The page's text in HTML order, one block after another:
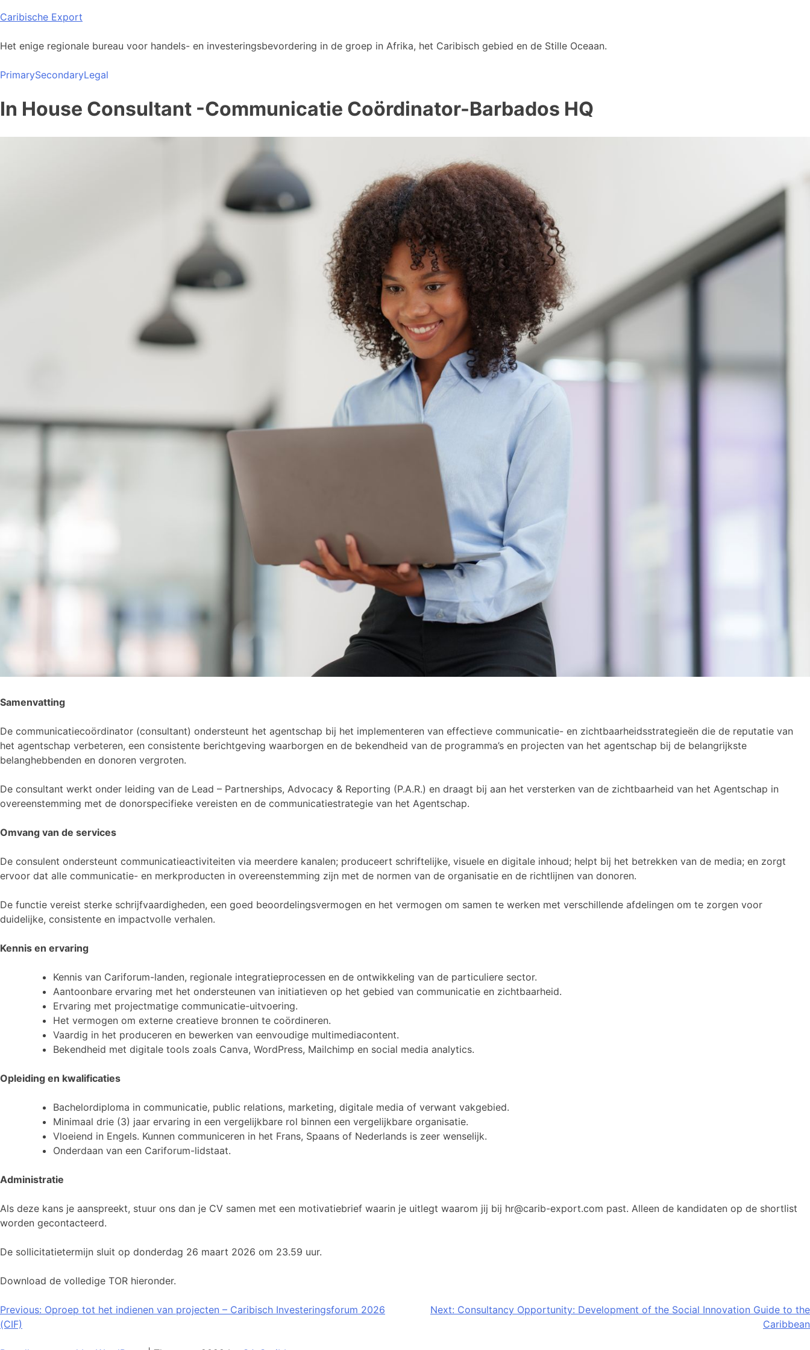
Skip
content
Caribische Export
Het enige regionale bureau voor handels- en investeringsbevordering in de groep in Afrika, het Caribisch gebied en de Stille Oceaan.
PrimarySecondaryLegal
In House Consultant -Communicatie Coördinator-Barbados HQ
Samenvatting
De communicatiecoördinator (consultant) ondersteunt het agentschap bij het implementeren van effectieve communicatie- en zichtbaarheidsstrategieën die de reputatie van
het agentschap verbeteren, een consistente berichtgeving waarborgen en de bekendheid van de programma’s en projecten van het agentschap bij de belangrijkste
belanghebbenden en donoren vergroten.
De consultant werkt onder leiding van de Lead – Partnerships, Advocacy & Reporting (P.A.R.) en draagt bij aan het versterken van de zichtbaarheid van het Agentschap in
overeenstemming met de donorspecifieke vereisten en de communicatiestrategie van het Agentschap.
Omvang van de services
De consulent ondersteunt communicatieactiviteiten via meerdere kanalen; produceert schriftelijke, visuele en digitale inhoud; helpt bij het betrekken van de media; en zorgt
ervoor dat alle communicatie- en merkproducten in overeenstemming zijn met de normen van de organisatie en de richtlijnen van donoren.
De functie vereist sterke schrijfvaardigheden, een goed beoordelingsvermogen en het vermogen om samen te werken met verschillende afdelingen om te zorgen voor
duidelijke, consistente en impactvolle verhalen.
Kennis en ervaring
Kennis van Cariforum-landen, regionale integratieprocessen en de ontwikkeling van de particuliere sector.
Aantoonbare ervaring met het ondersteunen van initiatieven op het gebied van communicatie en zichtbaarheid.
Ervaring met projectmatige communicatie-uitvoering.
Het vermogen om externe creatieve bronnen te coördineren.
Vaardig in het produceren en bewerken van eenvoudige multimediacontent.
Bekendheid met digitale tools zoals Canva, WordPress, Mailchimp en social media analytics.
Opleiding en kwalificaties
Bachelordiploma in communicatie, public relations, marketing, digitale media of verwant vakgebied.
Minimaal drie (3) jaar ervaring in een vergelijkbare rol binnen een vergelijkbare organisatie.
Vloeiend in Engels. Kunnen communiceren in het Frans, Spaans of Nederlands is zeer wenselijk.
Onderdaan van een Cariforum-lidstaat.
Administratie
Als deze kans je aanspreekt, stuur ons dan je CV samen met een motivatiebrief waarin je uitlegt waarom jij bij hr@carib-export.com past. Alleen de kandidaten op de shortlist
worden gecontacteerd.
De sollicitatietermijn sluit op donderdag 26 maart 2026 om 23.59 uur.
Download de volledige TOR hieronder.
Bericht
navigatie
Previous: Oproep tot het indienen van projecten – Caribisch Investeringsforum 2026
(CIF)
Next: Consultancy Opportunity: Development of the Social Innovation Guide to the
Caribbean